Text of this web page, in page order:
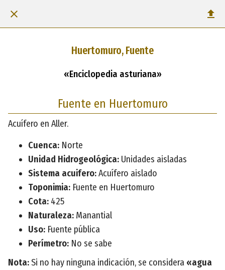
Huertomuro, Fuente
«Enciclopedia asturiana»
Fuente en Huertomuro
Acuífero en Aller.
Cuenca: Norte
Unidad Hidrogeológica: Unidades aisladas
Sistema acuifero:Acuífero aislado
Toponimia: Fuente en Huertomuro
Cota: 425
Naturaleza: Manantial
Uso: Fuente pública
Perímetro: No se sabe
Nota:Si no hay ninguna indicación, se considera «agua